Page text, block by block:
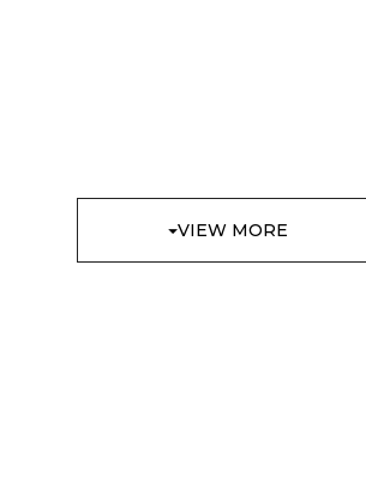
VIEW MORE